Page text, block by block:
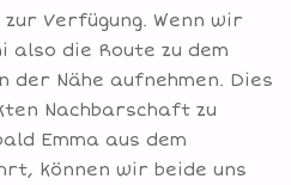
Verfügung. Wenn wir
die Route zu dem
der Nähe aufnehmen. Dies
Nachbarschaft zu
Emma aus dem
können wir beide uns